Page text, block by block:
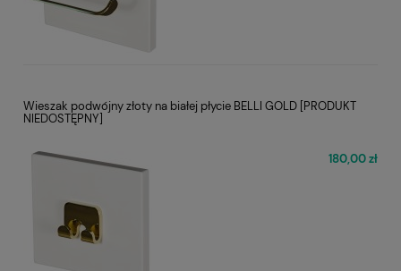
Wieszak podwójny złoty na białej płycie BELLI GOLD [PRODUKT
NIEDOSTĘPNY]
180,00 zł